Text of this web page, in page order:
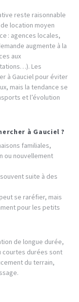
reste raisonnable
location moyen
: agences locales,
augmente à la
aux
Les
à Gauciel pour éviter
mais la tendance se
et l’évolution
à Gauciel ?
familiales,
ou nouvellement
suite à des
se raréfier, mais
pour les petits
de longue durée,
courtes durées sont
du terrain,